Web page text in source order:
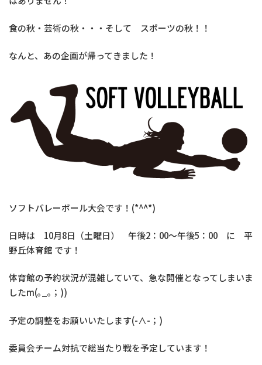
食の秋・芸術の秋・・・そして スポーツの秋！！
なんと、あの企画が帰ってきました！
ソフトバレーボール大会です！(*^^*)
日時は 10月8日（土曜日） 午後2：00～午後5：00 に 平
野丘体育館 です！
体育館の予約状況が混雑していて、急な開催となってしまいま
したm(｡_｡；))
予定の調整をお願いいたします(-∧-；)
委員会チーム対抗で総当たり戦を予定しています！